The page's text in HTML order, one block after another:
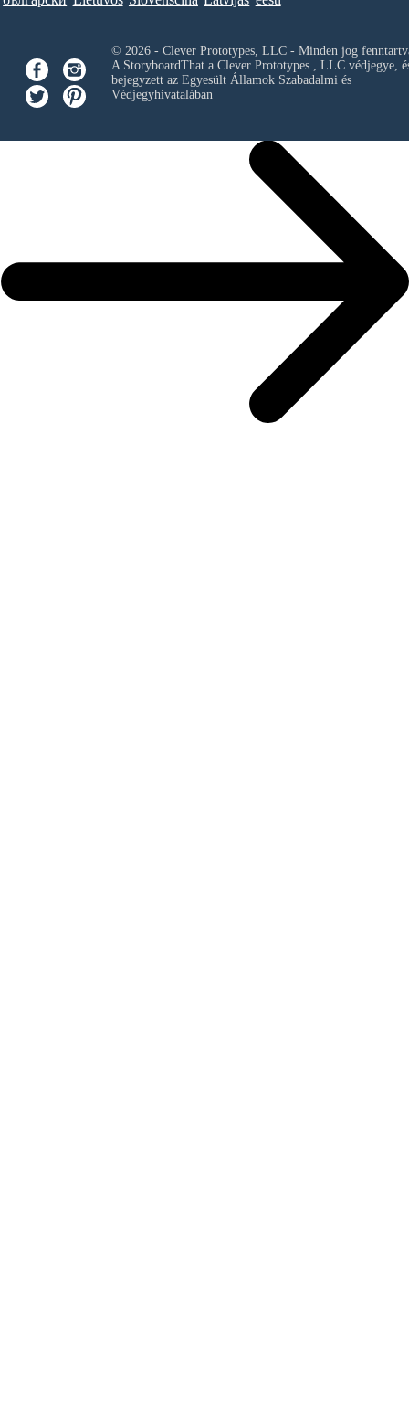
© 2026 - Clever Prototypes, LLC - Minden jog
A StoryboardThat a Clever Prototypes , LLCvédjegye,
bejegyzett az Egyesült Államok Szabadalmi és
Védjegyhivatalában